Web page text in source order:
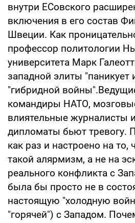
внутри ЕСовского
включения в его состав
Швеции. Как
профессор политологии
университета Марк
западной элиты "паникует
"гибридной
командиры НАТО,
влиятельные журналисты
дипломаты бьют тревогу.
как раз и настроено на то,
такой алярмизм, а не на
реального конфликта с
была бы просто не в
настоящую "холодную
"горячей") с Западом.